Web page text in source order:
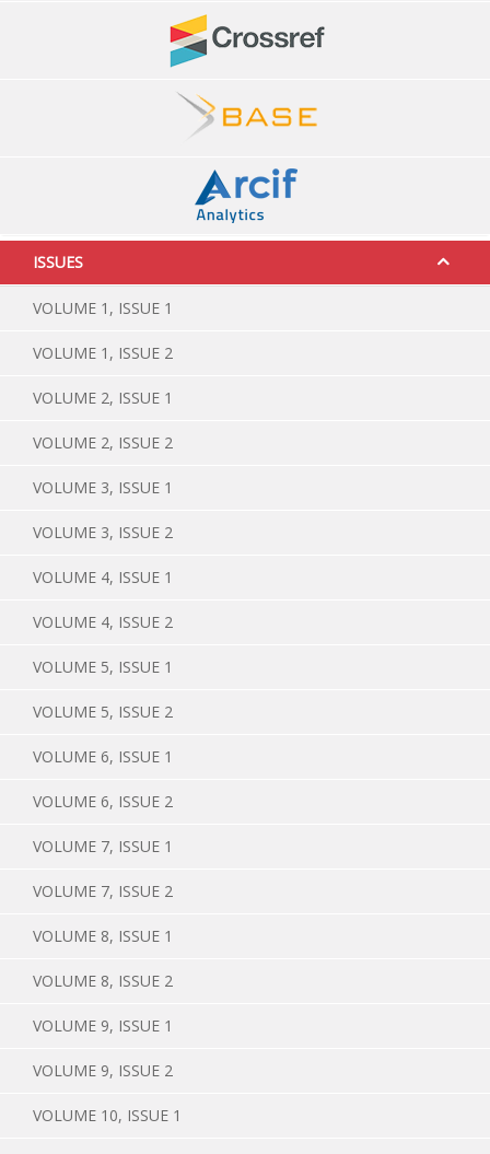
ISSUES
VOLUME 1, ISSUE 1
VOLUME 1, ISSUE 2
VOLUME 2, ISSUE 1
VOLUME 2, ISSUE 2
VOLUME 3, ISSUE 1
VOLUME 3, ISSUE 2
VOLUME 4, ISSUE 1
VOLUME 4, ISSUE 2
VOLUME 5, ISSUE 1
VOLUME 5, ISSUE 2
VOLUME 6, ISSUE 1
VOLUME 6, ISSUE 2
VOLUME 7, ISSUE 1
VOLUME 7, ISSUE 2
VOLUME 8, ISSUE 1
VOLUME 8, ISSUE 2
VOLUME 9, ISSUE 1
VOLUME 9, ISSUE 2
VOLUME 10, ISSUE 1